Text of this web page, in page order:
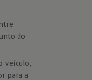
do
veículo,
para a